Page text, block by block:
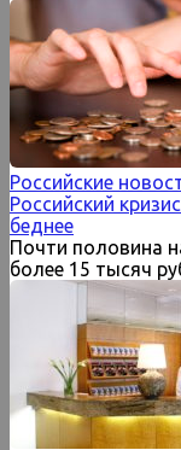
Российские
Российский
беднее
Почти половина
более 15 тысяч